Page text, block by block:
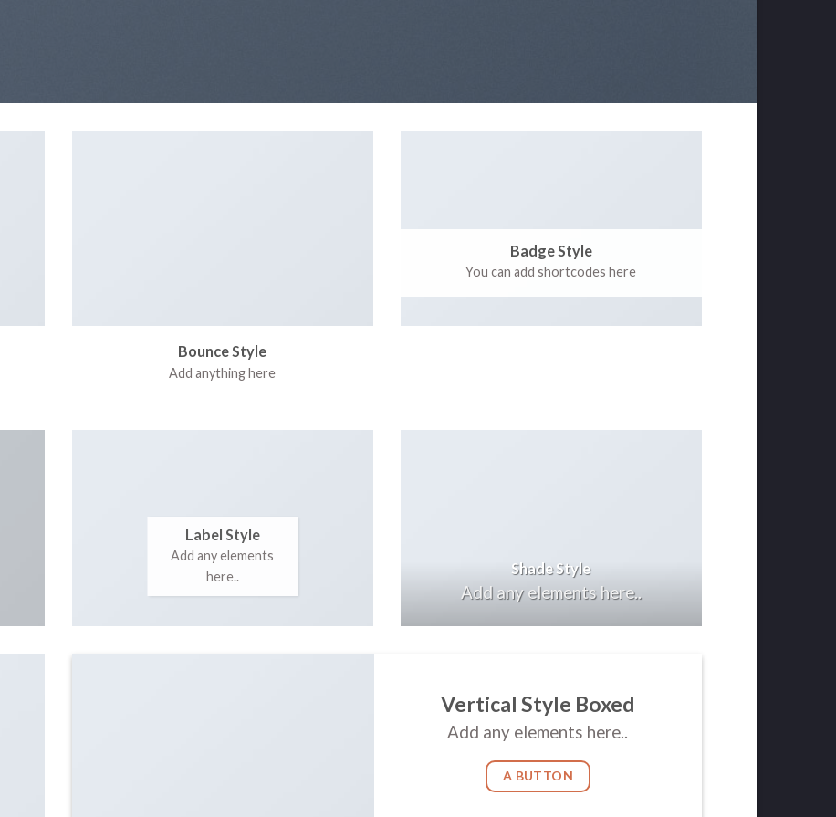
Bounce Style
Add anything here
Badge Style
You can add shortcodes here
Label Style
Add any elements
here..
Shade Style
Add any elements here..
Vertical Style Boxed
Add any elements here..
A BUTTON